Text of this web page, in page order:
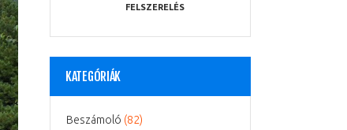
FELSZERELÉS
KATEGÓRIÁK
Beszámoló (82)